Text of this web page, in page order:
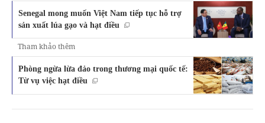
Senegal mong muốn Việt Nam tiếp tục hỗ trợ
sản xuất lúa gạo và hạt điều
Tham khảo thêm
Phòng ngừa lừa đảo trong thương mại quốc tế:
Từ vụ việc hạt điều